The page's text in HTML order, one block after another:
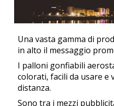
Una vasta gamma di
in alto il messaggio
I palloni gonfiabili
colorati, facili da usare e
distanza.
Sono tra i mezzi